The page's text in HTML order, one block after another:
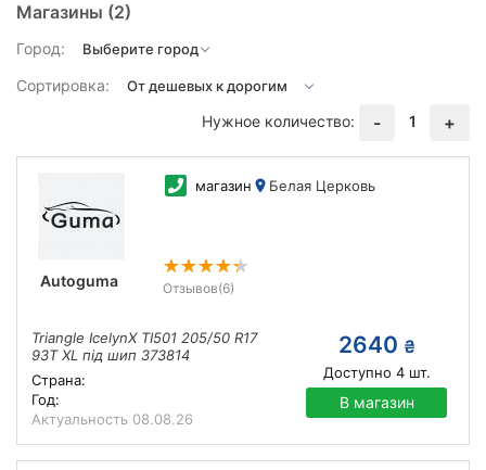
Магазины (2)
Город:
Сортировка:
Нужное количество:
- 1 +
Autoguma
магазин Белая Церковь
Отзывов(6)
Triangle IcelynX TI501 205/50 R17
93T XL під шип 373814
Страна:
Год:
Актуальность 08.08.26
2640 ₴
Доступно 4шт.
В магазин